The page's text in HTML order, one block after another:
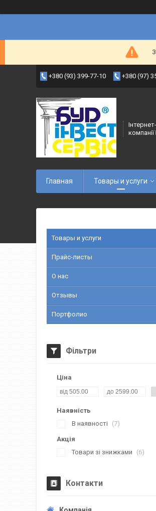
+380 (93) 399-77-10 +380 (97)
Главная Товары и услуги
Товары и услуги
Прайс-листы
О нас
Отзывы
Портфолио
Фільтри
Ціна
Наявність
В наявності
7
Акція
Товари зі знижками
6
Контакти